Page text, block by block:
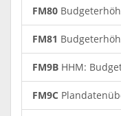
FM80
FM81
FM9B HHM:
FM9C